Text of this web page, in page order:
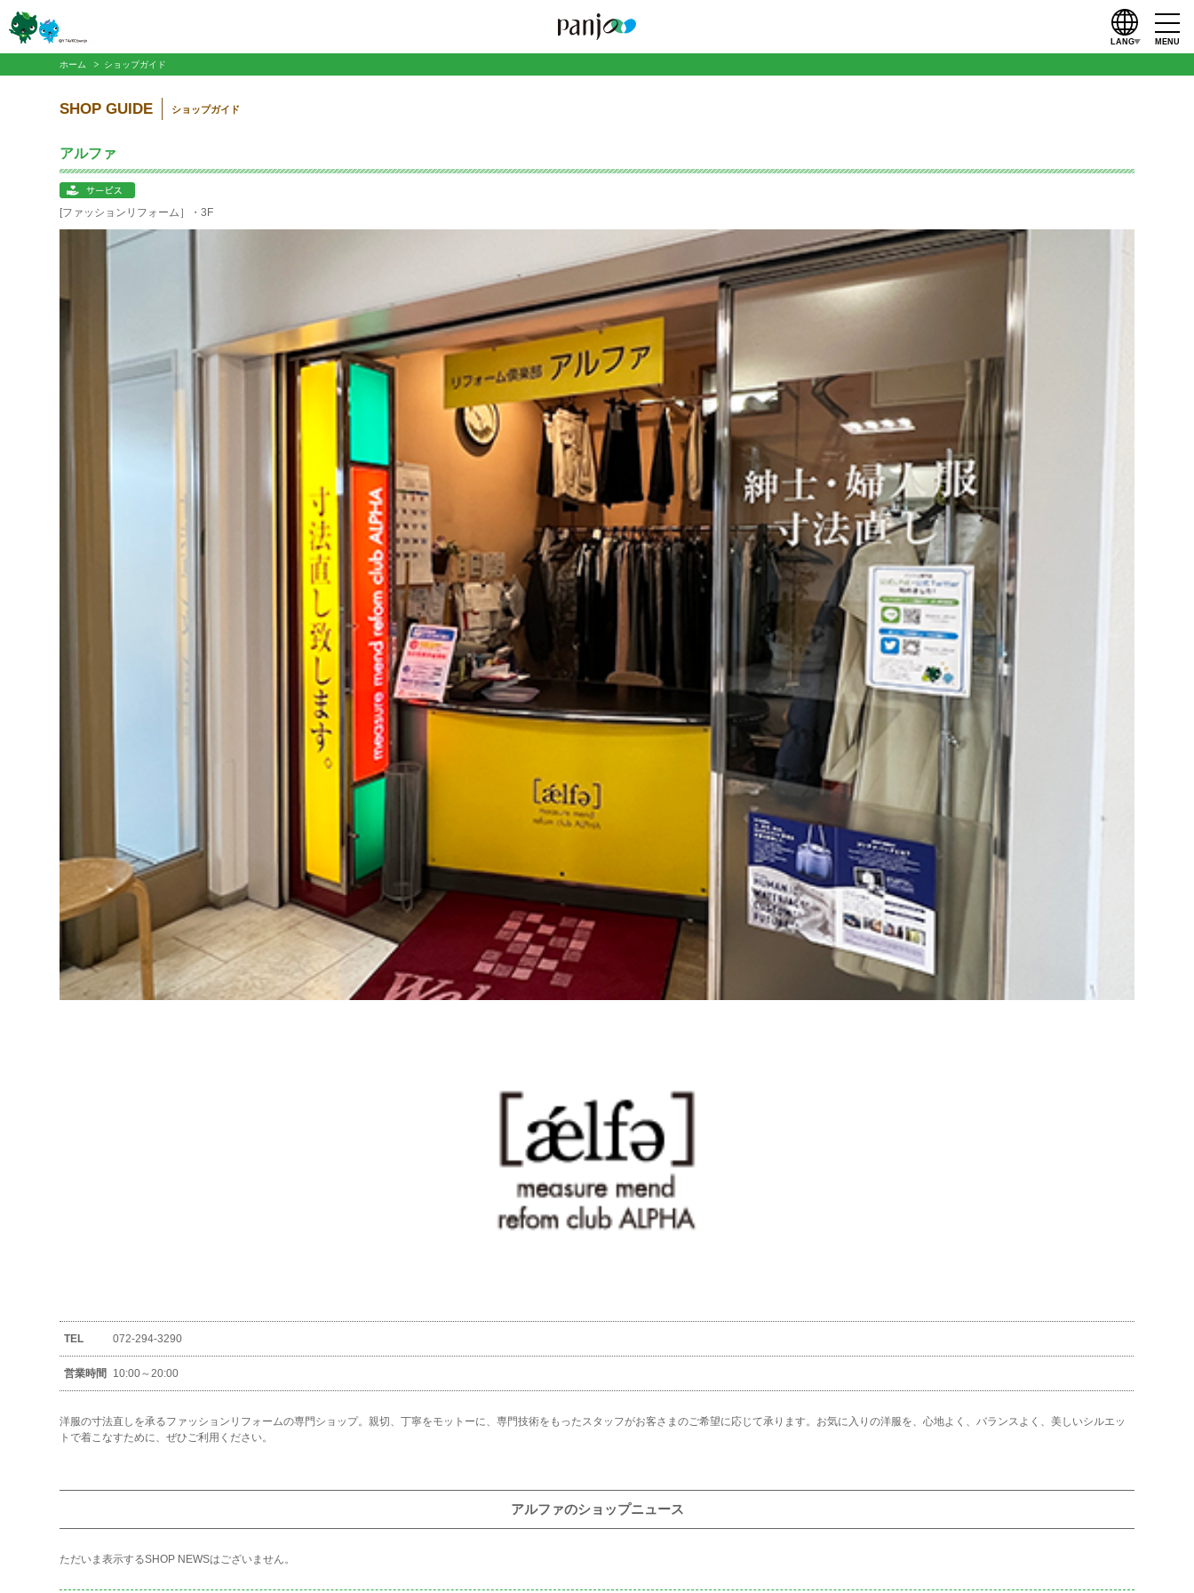
LANG MENU
ホーム ショップガイド
SHOP GUIDE ショップガイド
アルファ
[ファッションリフォーム］・3F
TEL 072-294-3290
営業時間 10:00～20:00
洋服の寸法直しを承るファッションリフォームの専門ショップ。親切、丁寧をモットーに、専門技術をもったスタッフがお客さまのご希望に応じて承ります。お気に入りの洋服を、心地よく、バランスよく、美しいシルエッ
トで着こなすために、ぜひご利用ください。
アルファのショップニュース
ただいま表示するSHOP NEWSはございません。